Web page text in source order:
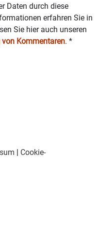
Daten durch diese
erfahren Sie in
Sie hier auch unseren
Kommentaren. *
| Cookie-